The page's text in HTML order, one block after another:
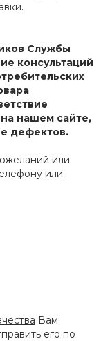
Службы
консультаций
нашем сайте,
дефектов.
или
или
Вам
его по